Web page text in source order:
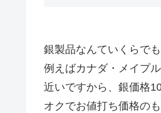
銀製品なんていくらで
例えばカナダ・メイプ
近いですから、銀価格
オクでお値打ち価格の